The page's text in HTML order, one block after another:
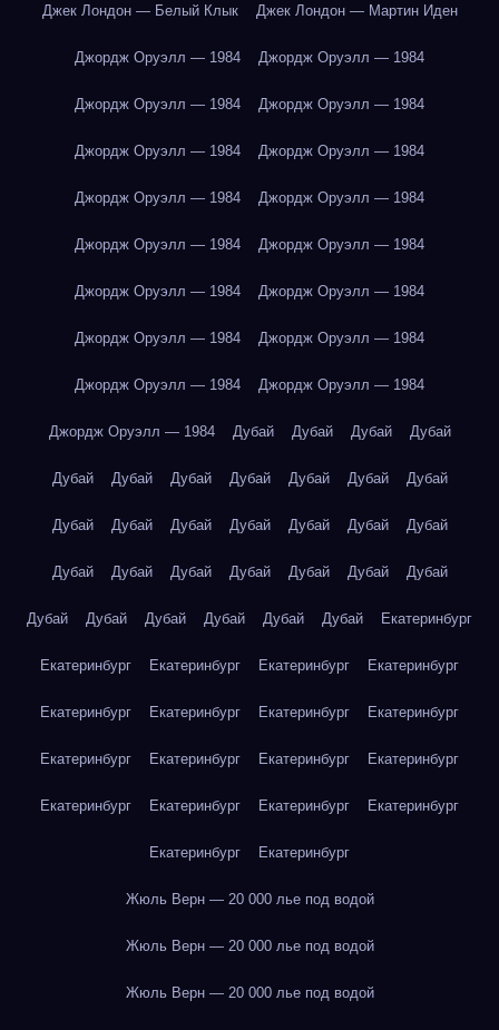
Джек Лондон — Белый Клык Джек Лондон — Мартин Иден
Джордж Оруэлл — 1984 Джордж Оруэлл — 1984
Джордж Оруэлл — 1984 Джордж Оруэлл — 1984
Джордж Оруэлл — 1984 Джордж Оруэлл — 1984
Джордж Оруэлл — 1984 Джордж Оруэлл — 1984
Джордж Оруэлл — 1984 Джордж Оруэлл — 1984
Джордж Оруэлл — 1984 Джордж Оруэлл — 1984
Джордж Оруэлл — 1984 Джордж Оруэлл — 1984
Джордж Оруэлл — 1984 Джордж Оруэлл — 1984
Джордж Оруэлл — 1984 Дубай Дубай Дубай Дубай
Дубай Дубай Дубай Дубай Дубай Дубай Дубай
Дубай Дубай Дубай Дубай Дубай Дубай Дубай
Дубай Дубай Дубай Дубай Дубай Дубай Дубай
Дубай Дубай Дубай Дубай Дубай Дубай Екатеринбург
Екатеринбург Екатеринбург Екатеринбург Екатеринбург
Екатеринбург Екатеринбург Екатеринбург Екатеринбург
Екатеринбург Екатеринбург Екатеринбург Екатеринбург
Екатеринбург Екатеринбург Екатеринбург Екатеринбург
Екатеринбург Екатеринбург
Жюль Верн — 20 000 лье под водой
Жюль Верн — 20 000 лье под водой
Жюль Верн — 20 000 лье под водой